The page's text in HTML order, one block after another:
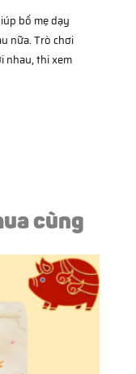
bố mẹ dạy
nữa. Trò chơi
nhau, thi xem
cùng